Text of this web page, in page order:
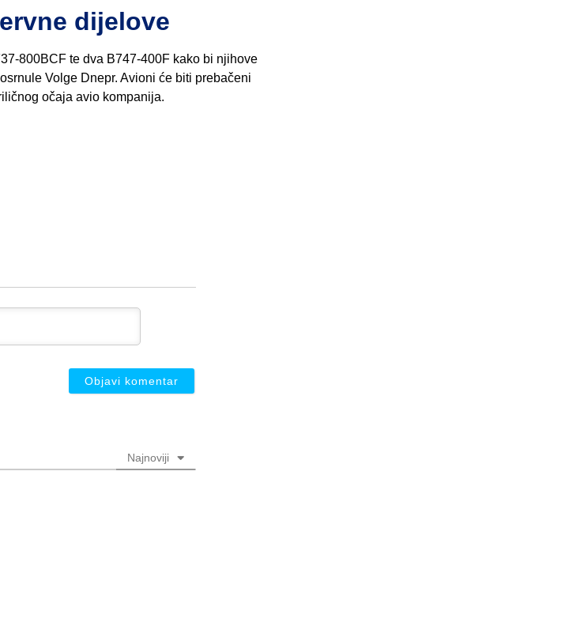
dijelove
800BCF te dva B747-400F kako bi njihove
Volge Dnepr. Avioni će biti prebačeni
očaja avio kompanija.
Najnoviji